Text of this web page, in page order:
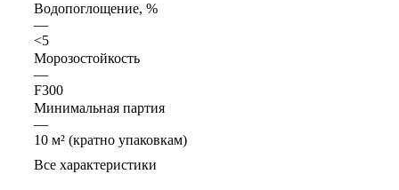
Водопоглощение, %
—
<5
Морозостойкость
—
F300
Минимальная партия
—
10 м² (кратно упаковкам)
Все характеристики